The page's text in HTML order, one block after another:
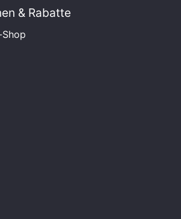
& Rabatte